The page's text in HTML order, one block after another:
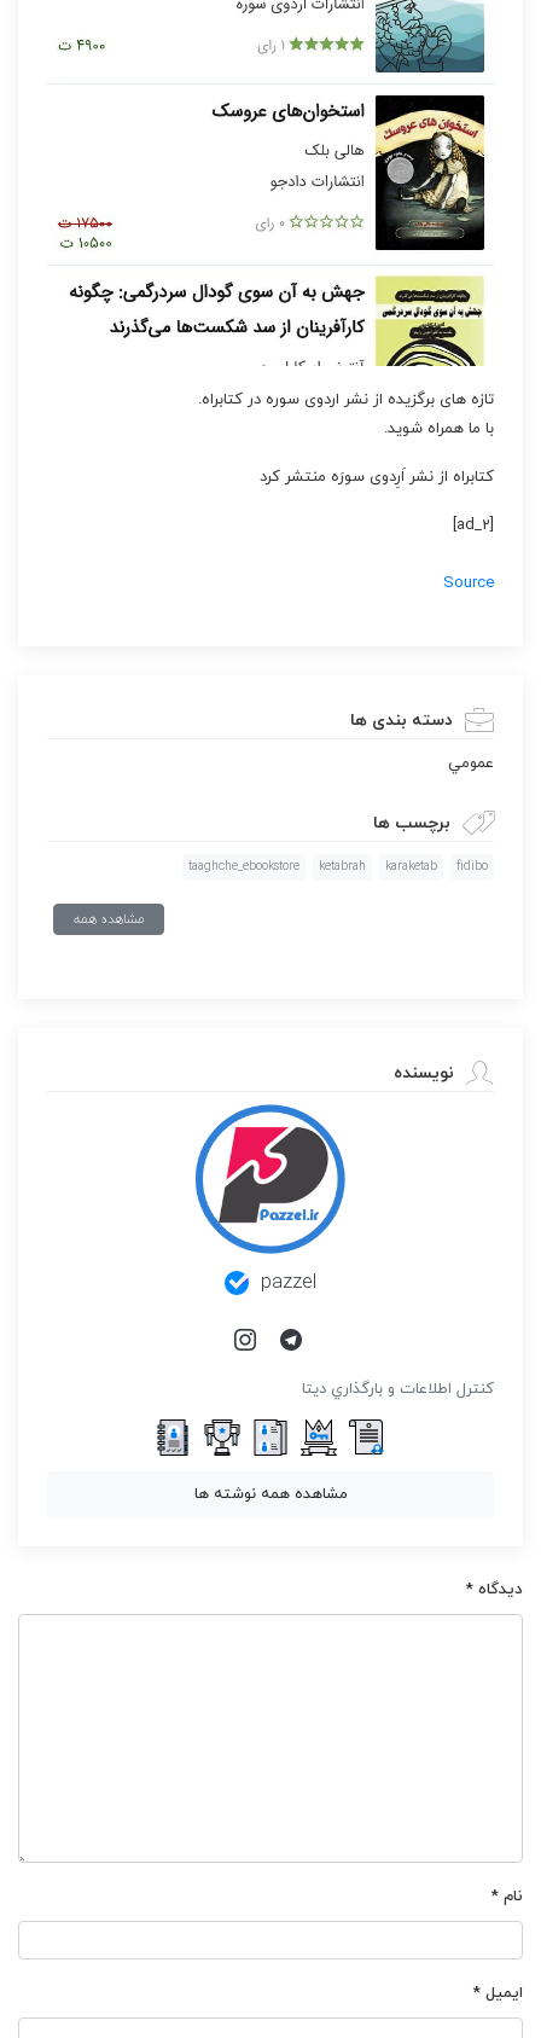
تازه های برگزیده از نشر اردوی سوره در کتابراه.
با ما همراه شوید.
کتابراه از نشر اَرِدوی سورَه منتشر کرد
[ad_2]
Source
دسته بندی ها
عمومي
برچسب ها
fidibo
karaketab
ketabrah
taaghche_ebookstore
مشاهده همه
نویسنده
pazzel
كنترل اطلاعات و بارگذاري ديتا
مشاهده همه نوشته ها
دیدگاه *
نام *
ایمیل *